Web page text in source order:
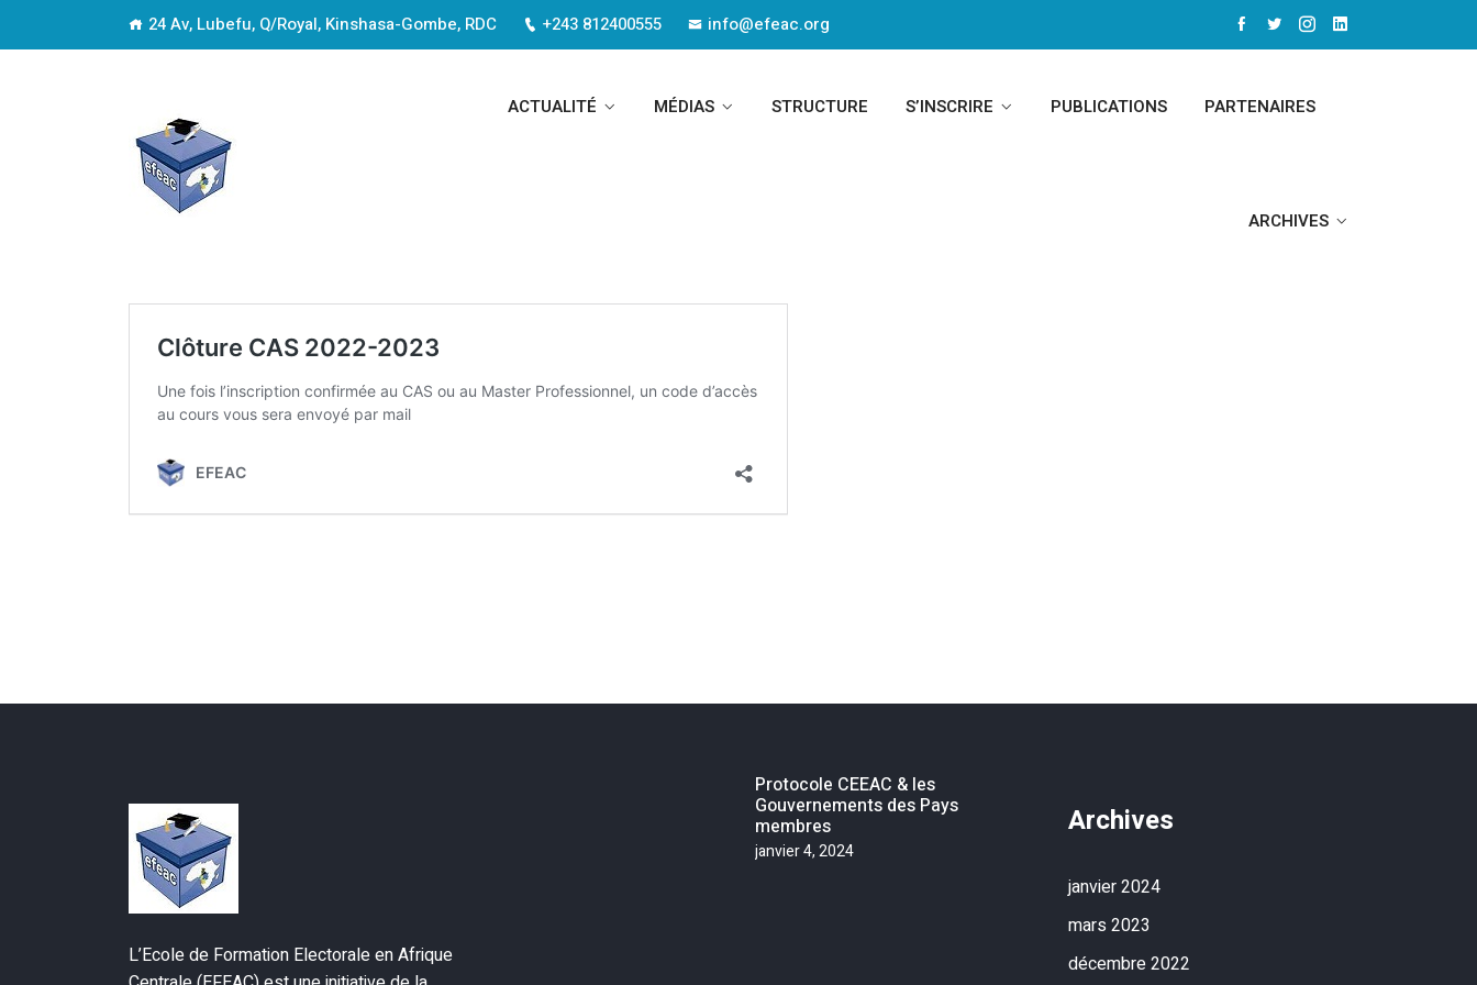
24 Av, Lubefu, Q/Royal, Kinshasa-Gombe, RDC +243 812400555 info@efeac.org
ACTUALITÉ MÉDIAS STRUCTURE S’INSCRIRE PUBLICATIONS PARTENAIRES
ARCHIVES
L’Ecole de Formation Electorale en Afrique
Protocole CEEAC & les
Gouvernements des Pays
membres
janvier 4, 2024
Archives
janvier 2024
mars 2023
décembre 2022